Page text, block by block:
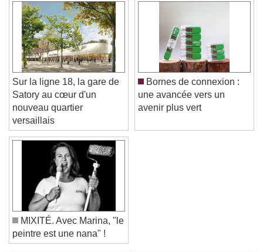
Sur la ligne 18, la gare de
Satory au cœur d'un
nouveau quartier
versaillais
Bornes de connexion :
une avancée vers un
MIXITÉ. Avec Marina, "le
peintre est une nana" !